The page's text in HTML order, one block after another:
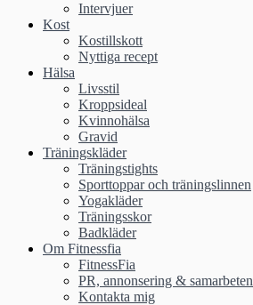
Intervjuer
Kost
Kostillskott
Nyttiga recept
Hälsa
Livsstil
Kroppsideal
Kvinnohälsa
Gravid
Träningskläder
Träningstights
Sporttoppar och träningslinnen
Yogakläder
Träningsskor
Badkläder
Om Fitnessfia
FitnessFia
PR, annonsering & samarbeten
Kontakta mig